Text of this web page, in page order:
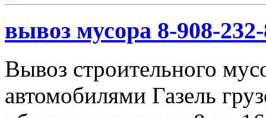
вывоз мусора 8-908-
Вывоз строительного
автомобилями Газель